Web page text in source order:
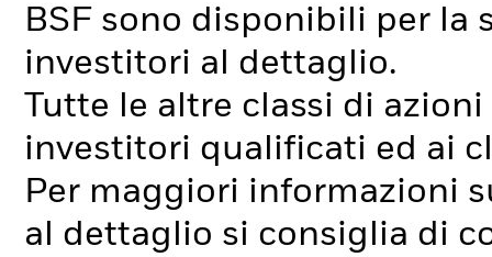
BSF sono disponibili per
investitori al dettaglio.
Tutte le altre classi di
investitori qualificati ed ai
Per maggiori informazioni
al dettaglio si consiglia di